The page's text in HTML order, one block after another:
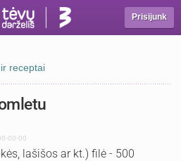
Prisijunk
receptai
00-00
lašišos ar kt.) filė - 500